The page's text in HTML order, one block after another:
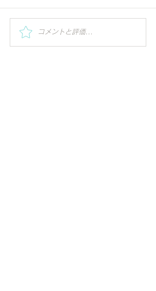
PJF代表・アシュトシュ先
生が書籍を出版
コメントと評価...